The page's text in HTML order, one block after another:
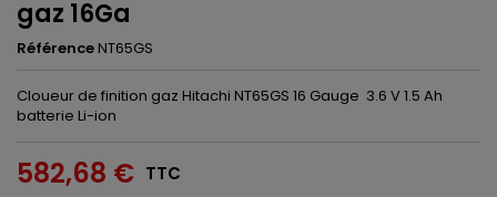
gaz 16Ga
RéférenceNT65GS
Cloueur de finition gaz Hitachi NT65GS 16 Gauge 3.6 V 1.5 Ah
batterie Li-ion
582,68 € TTC